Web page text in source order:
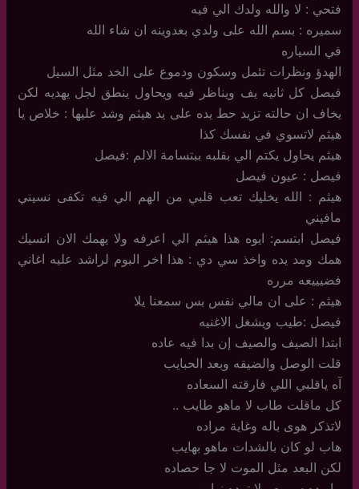
فتحي : لا والله ولدك الي فيه
سميره : بسم الله على ولدي بعدوينه ان شاء الله
في السياره
الهدؤ ونظرات تئمل وسكون ودموع على الخد مثل السيل
فيصل كل ثانيه يف ويناظر فيه ويحاول ينطق لجل يهديه لكن
يخاف ان حالته تزيد حط يده على يد هيثم وشد عليها : خلاص يا
هيثم لاتسوي في نفسك كذا
هيثم يحاول يكتم الي بقلبه ببتسامة الالم :فيصل
فيصل : عيون فيصل
هيثم : الله يخليك تعب قلبي من الهم الي فيه تكفى نسيني
مافيني
فيصل ابتسم: ايوه هذا هيثم الي اعرفه ولا يهمك الان انسيك
همك ومد يده واخذ سي دي : هذا اخر البوم لراشد عليه اغاني
فضيييعه مرره
هيثم : على ان مالي نفس بس سمعنا يلا
فيصل :طيب ويشغل الاغنيه
ابتدا الصيف والصيف إن بدا فيه عاده
قلت الوصل والضيقه وبعد الحبايب
آه ياقلبي اللي فارقته السعاده
كل ماقلت طاب لا ماهو طايب ..
لاتذكر هوى باله وغاية مراده
هاب لو كان بالشدات ماهو بهايب
لكن البعد مثل الموت لا جا حصاده